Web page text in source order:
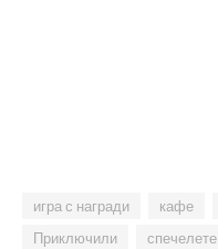
игра с награди кафе
Приключили
спечелете